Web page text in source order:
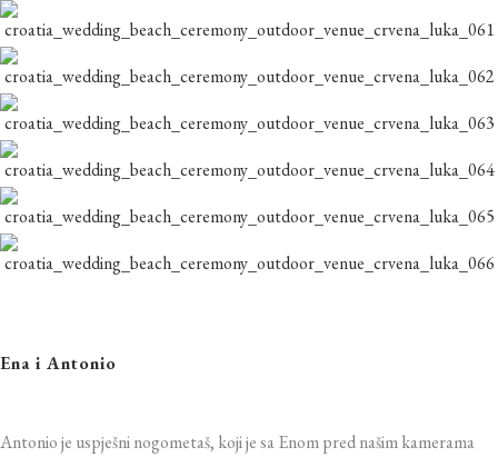
Ena i Antonio
Antonio je uspješni nogometaš, koji je sa Enom pred našim kamerama